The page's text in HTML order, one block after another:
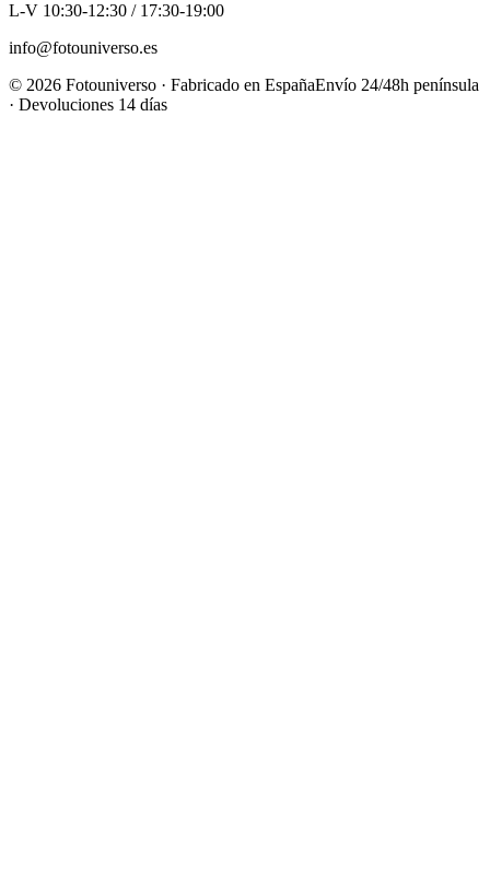
L-V 10:30-12:30 / 17:30-19:00
info@fotouniverso.es
© 2026 Fotouniverso · Fabricado en EspañaEnvío 24/48h península
· Devoluciones 14 días